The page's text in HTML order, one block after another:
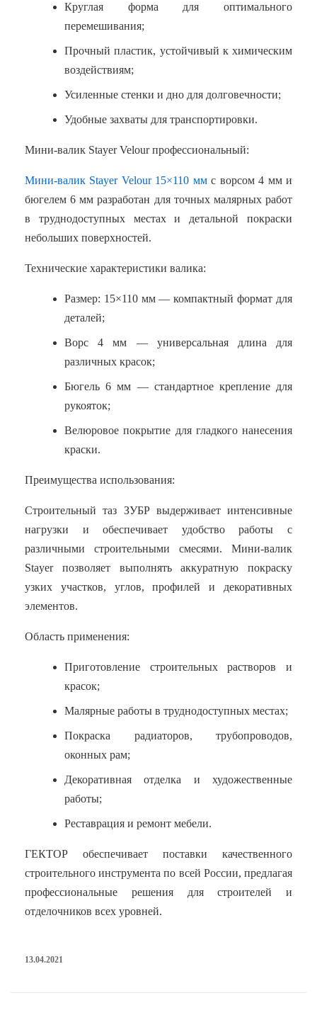
Круглая форма для оптимального
перемешивания;
Прочный пластик, устойчивый к химическим
воздействиям;
Усиленные стенки и дно для долговечности;
Удобные захваты для транспортировки.
Мини-валик Stayer Velour профессиональный:
Мини-валик Stayer Velour 15×110 ммс ворсом 4 мм и
бюгелем 6 мм разработан для точных малярных работ
в труднодоступных местах и детальной покраски
небольших поверхностей.
Технические характеристики валика:
Размер: 15×110 мм — компактный формат для
деталей;
Ворс 4 мм — универсальная длина для
различных красок;
Бюгель 6 мм — стандартное крепление для
рукояток;
Велюровое покрытие для гладкого нанесения
краски.
Преимущества использования:
Строительный таз ЗУБР выдерживает интенсивные
нагрузки и обеспечивает удобство работы с
различными строительными смесями. Мини-валик
Stayer позволяет выполнять аккуратную покраску
узких участков, углов, профилей и декоративных
элементов.
Область применения:
Приготовление строительных растворов и
красок;
Малярные работы в труднодоступных местах;
Покраска радиаторов, трубопроводов,
оконных рам;
Декоративная отделка и художественные
работы;
Реставрация и ремонт мебели.
ГЕКТОР обеспечивает поставки качественного
строительного инструмента по всей России, предлагая
профессиональные решения для строителей и
отделочников всех уровней.
13.04.2021